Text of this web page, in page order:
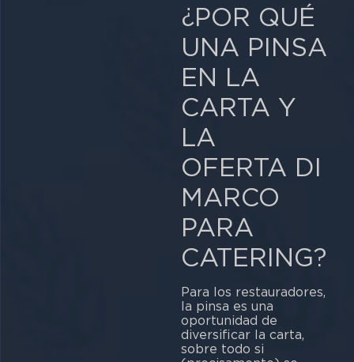
¿POR QUÉ
UNA PINSA
EN LA
CARTA Y
LA
OFERTA DI
MARCO
PARA
CATERING?
Para los restauradores,
la pinsa es una
oportunidad de
diversificar la carta,
sobre todo si